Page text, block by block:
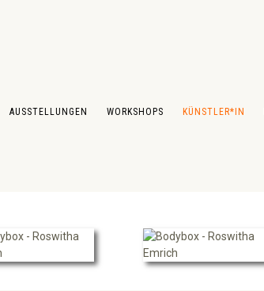
AUSSTELLUNGEN WORKSHOPS KÜNSTLER*IN